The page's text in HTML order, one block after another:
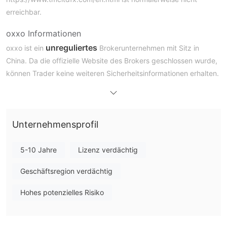
erreichbar.
oxxo Informationen
oxxo ist ein unreguliertes Brokerunternehmen mit Sitz in
China. Da die offizielle Website des Brokers geschlossen wurde,
können Trader keine weiteren Sicherheitsinformationen erhalten.
und einer Verringerung der Anlagesicherheit der Trader führt.
Nach einer Whois-Abfrage stellten wir fest, dass der
darauf hinweist, dass er nicht sicher registriert ist.
Nachteile von oxxo
Unternehmensprofil
5-10 Jahre Lizenz verdächtig
Geschäftsregion verdächtig
Hohes potenzielles Risiko